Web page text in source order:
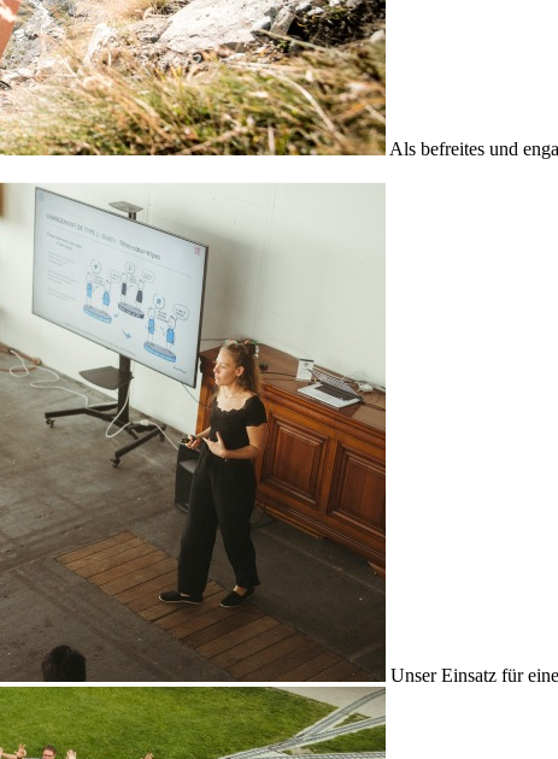
Als befreites und
Unser Einsatz für